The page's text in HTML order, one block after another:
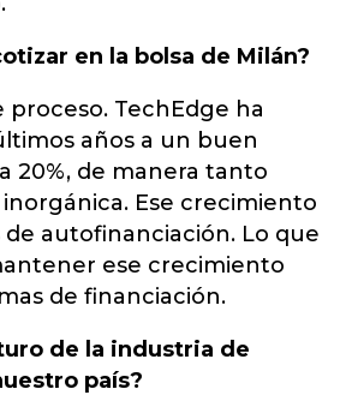
en la bolsa de Milán?
proceso. TechEdge ha
años a un buen
20%, de manera tanto
Ese crecimiento
de autofinanciación. Lo que
ese crecimiento
de financiación.
de la industria de
país?